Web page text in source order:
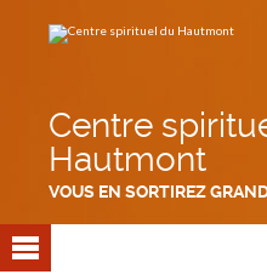
contenu.
Centre
Hautmont
VOUS EN SORTIREZ